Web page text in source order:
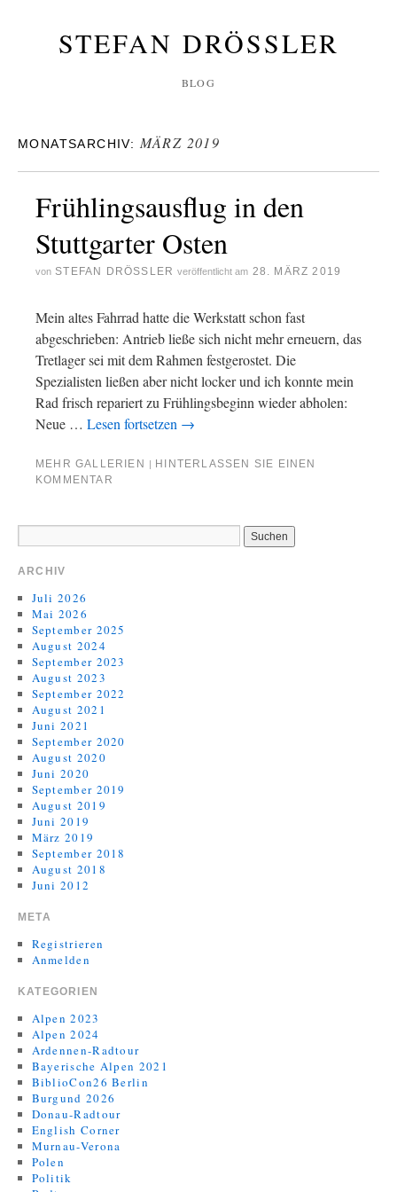
STEFAN DRÖSSLER
BLOG
MONATSARCHIV: MÄRZ 2019
Frühlingsausflug in den
Stuttgarter Osten
von STEFAN DRÖSSLER veröffentlicht am 28. MÄRZ 2019
Mein altes Fahrrad hatte die Werkstatt schon fast
abgeschrieben: Antrieb ließe sich nicht mehr erneuern, das
Tretlager sei mit dem Rahmen festgerostet. Die
Spezialisten ließen aber nicht locker und ich konnte mein
Rad frisch repariert zu Frühlingsbeginn wieder abholen:
Neue … Lesen fortsetzen →
MEHR GALLERIEN | HINTERLASSEN SIE EINEN
KOMMENTAR
ARCHIV
Juli 2026
Mai 2026
September 2025
August 2024
September 2023
August 2023
September 2022
August 2021
Juni 2021
September 2020
August 2020
Juni 2020
September 2019
August 2019
Juni 2019
März 2019
September 2018
August 2018
Juni 2012
META
Registrieren
Anmelden
KATEGORIEN
Alpen 2023
Alpen 2024
Ardennen-Radtour
Bayerische Alpen 2021
BiblioCon26 Berlin
Burgund 2026
Donau-Radtour
English Corner
Murnau-Verona
Polen
Politik